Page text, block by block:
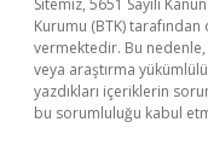
Sitemiz, 5651 Sayılı
Kurumu (BTK) tarafından
vermektedir. Bu
veya araştırma
yazdıkları içeriklerin
bu sorumluluğu kabul